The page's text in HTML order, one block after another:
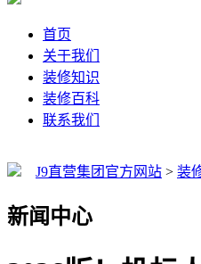
首页
关于我们
装修知识
装修百科
联系我们
J9直营集团官方网站 > 装
新闻中心